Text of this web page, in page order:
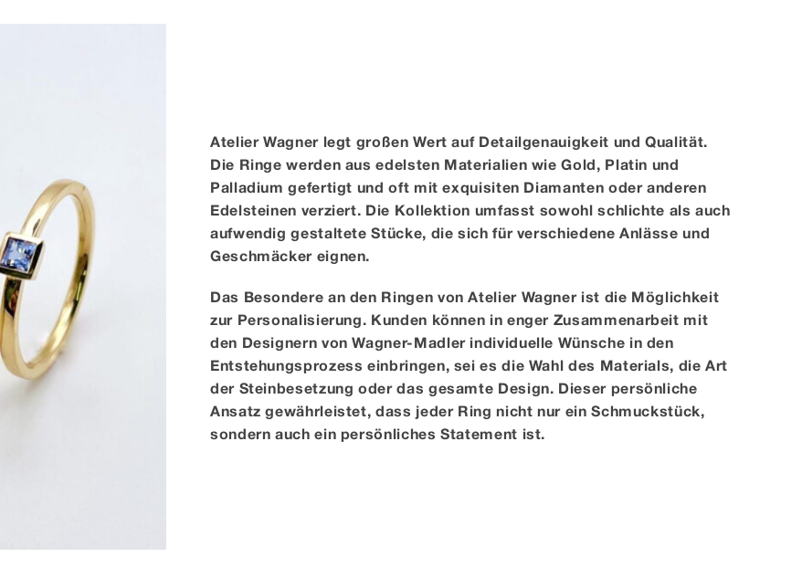
Atelier Wagner legt großen Wert auf Detailgenauigkeit und Qualität.
Die Ringe werden aus edelsten Materialien wie Gold, Platin und
Palladium gefertigt und oft mit exquisiten Diamanten oder anderen
Edelsteinen verziert. Die Kollektion umfasst sowohl schlichte als auch
aufwendig gestaltete Stücke, die sich für verschiedene Anlässe und
Geschmäcker eignen.
Das Besondere an den Ringen von Atelier Wagner ist die Möglichkeit
zur Personalisierung. Kunden können in enger Zusammenarbeit mit
den Designern von Wagner-Madler individuelle Wünsche in den
Entstehungsprozess einbringen, sei es die Wahl des Materials, die Art
der Steinbesetzung oder das gesamte Design. Dieser persönliche
Ansatz gewährleistet, dass jeder Ring nicht nur ein Schmuckstück,
sondern auch ein persönliches Statement ist.